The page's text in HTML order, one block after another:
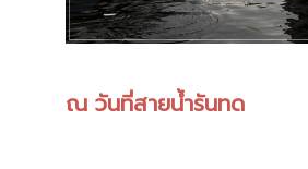
ณ วันที่สายน้ำรันทด